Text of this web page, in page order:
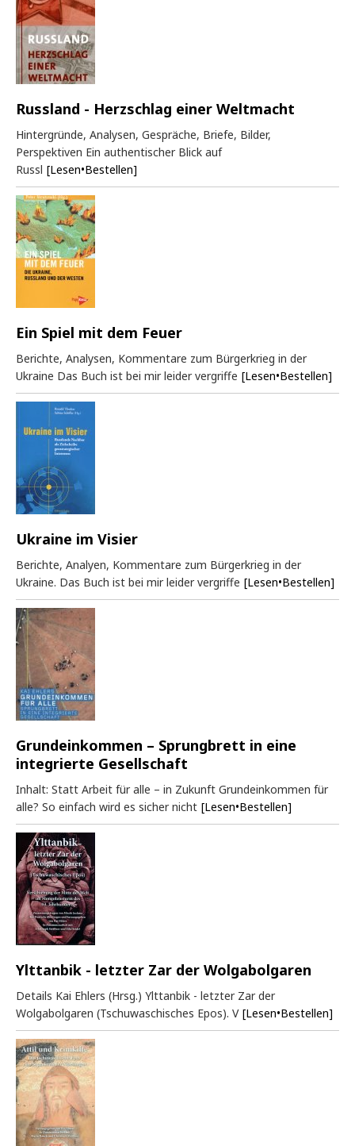
Russland - Herzschlag einer Weltmacht
Hintergründe, Analysen, Gespräche, Briefe, Bilder,
Perspektiven Ein authentischer Blick auf
Russl [Lesen•Bestellen]
Ein Spiel mit dem Feuer
Berichte, Analysen, Kommentare zum Bürgerkrieg in der
Ukraine Das Buch ist bei mir leider vergriffe [Lesen•Bestellen]
Ukraine im Visier
Berichte, Analyen, Kommentare zum Bürgerkrieg in der
Ukraine. Das Buch ist bei mir leider vergriffe [Lesen•Bestellen]
Grundeinkommen – Sprungbrett in eine
integrierte Gesellschaft
Inhalt: Statt Arbeit für alle – in Zukunft Grundeinkommen für
alle? So einfach wird es sicher nicht [Lesen•Bestellen]
Ylttanbik - letzter Zar der Wolgabolgaren
Details Kai Ehlers (Hrsg.) Ylttanbik - letzter Zar der
Wolgabolgaren (Tschuwaschisches Epos). V [Lesen•Bestellen]